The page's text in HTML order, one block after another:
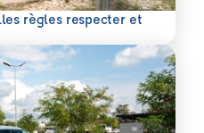
règles respecter et